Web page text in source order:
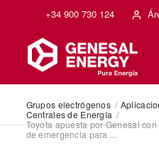
+34 900 730 124
Grupos electrógenos /
Centrales de Energía /
Toyota apuesta por Genesal
de emergencia para ...